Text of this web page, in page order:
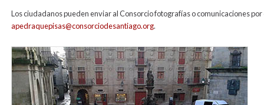
Los ciudadanos pueden enviar al Consorcio fotografías o comunicaciones
apedraquepisas@consorciodesantiago.org.
lousados_15.jpg